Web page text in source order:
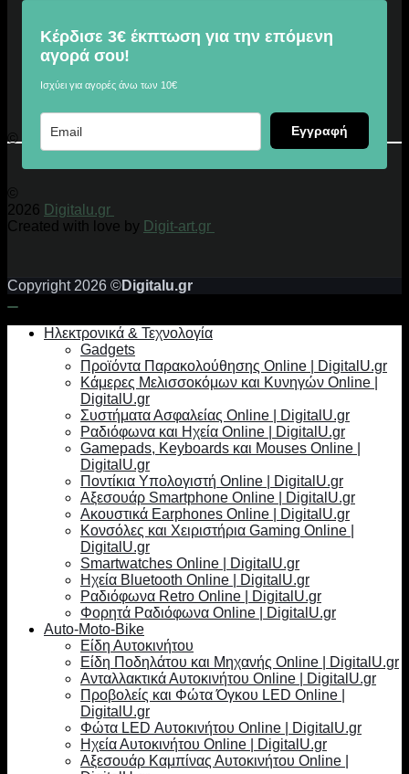
Κέρδισε 3€ έκπτωση για την επόμενη
αγορά σου!
Ισχύει για αγορές άνω των 10€
Εγγραφή
© 2026 Digitalu.gr
©
2026 Digitalu.gr
Created with love by Digit-art.gr
Copyright 2026 ©Digitalu.gr
Ηλεκτρονικά & Τεχνολογία
Gadgets
Προϊόντα Παρακολούθησης Online | DigitalU.gr
Κάμερες Μελισσοκόμων και Κυνηγών Online |
DigitalU.gr
Συστήματα Ασφαλείας Online | DigitalU.gr
Ραδιόφωνα και Ηχεία Online | DigitalU.gr
Gamepads, Keyboards και Mouses Online |
DigitalU.gr
Ποντίκια Υπολογιστή Online | DigitalU.gr
Αξεσουάρ Smartphone Online | DigitalU.gr
Ακουστικά Earphones Online | DigitalU.gr
Κονσόλες και Χειριστήρια Gaming Online |
DigitalU.gr
Smartwatches Online | DigitalU.gr
Ηχεία Bluetooth Online | DigitalU.gr
Ραδιόφωνα Retro Online | DigitalU.gr
Φορητά Ραδιόφωνα Online | DigitalU.gr
Auto-Moto-Bike
Είδη Αυτοκινήτου
Είδη Ποδηλάτου και Μηχανής Online | DigitalU.gr
Ανταλλακτικά Αυτοκινήτου Online | DigitalU.gr
Προβολείς και Φώτα Όγκου LED Online |
DigitalU.gr
Φώτα LED Αυτοκινήτου Online | DigitalU.gr
Ηχεία Αυτοκινήτου Online | DigitalU.gr
Αξεσουάρ Καμπίνας Αυτοκινήτου Online |